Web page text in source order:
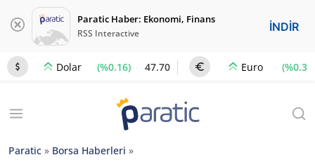
Paratic Haber: Ekonomi, Finans
RSS Interactive İNDİR
Dolar (%0.16) 47.70 Euro (%0.3)
Paratic » Borsa Haberleri »